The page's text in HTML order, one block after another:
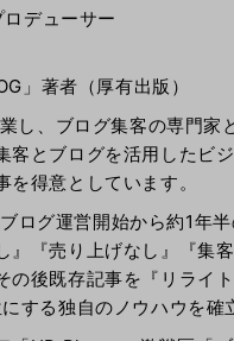
デューサー
」著者（厚有出版）
し、ブログ集客の専門家
客とブログを活用したビ
を得意としています。
グ運営開始から約1年半
』『売り上げなし』『集客
の後既存記事を『リライ
する独自のノウハウを確